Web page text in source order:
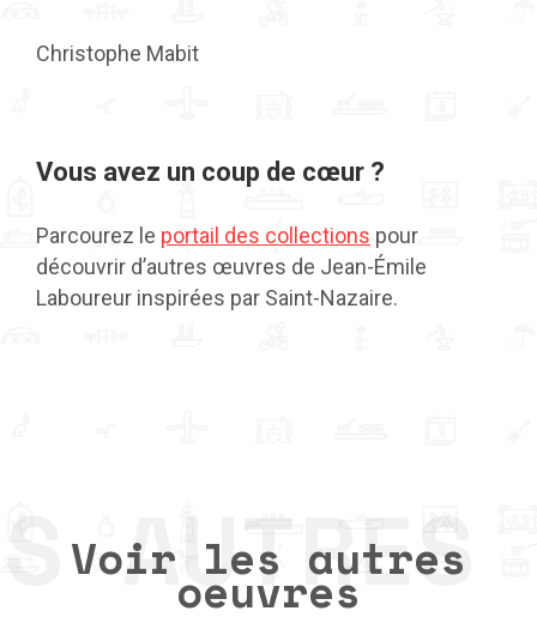
Christophe Mabit
Vous avez un coup de cœur ?
Parcourez le portail des collections pour
découvrir d’autres œuvres de Jean-Émile
Laboureur inspirées par Saint-Nazaire.
Voir les autres
oeuvres